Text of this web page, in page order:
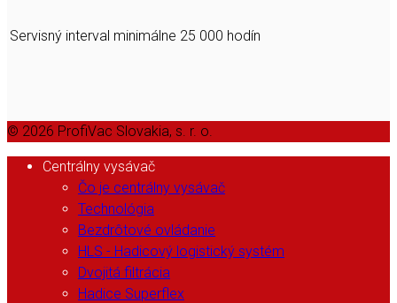
Servisný interval minimálne 25 000 hodín
© 2026 ProfiVac Slovakia, s. r. o.
Centrálny vysávač
Čo je centrálny vysávač
Technológia
Bezdrôtové ovládanie
HLS - Hadicový logistický systém
Dvojitá filtrácia
Hadice Superflex